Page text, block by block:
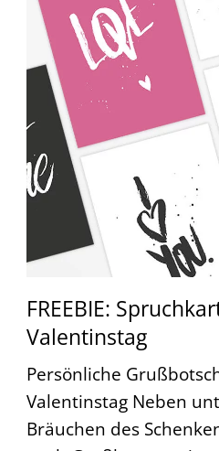
FREEBIE:
Valentinstag
Persönliche
Valentinstag Neben
Bräuchen des